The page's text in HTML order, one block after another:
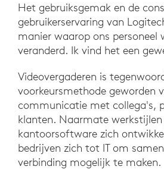
Het gebruiksgemak en de
gebruikerservaring van
manier waarop ons personeel
veranderd. Ik vind het een
Videovergaderen is
voorkeursmethode geworden
communicatie met collega's,
klanten. Naarmate werkstijlen
kantoorsoftware zich
bedrijven zich tot IT om
verbinding mogelijk te maken.